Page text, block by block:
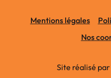
Mentions légales
Nos
Site réalisé par